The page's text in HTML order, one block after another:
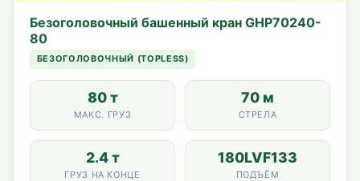
Безоголовочный башенный кран GHP70240-
80
БЕЗОГОЛОВОЧНЫЙ (TOPLESS)
80 т
МАКС. ГРУЗ
70 м
СТРЕЛА
2.4 т
ГРУЗ НА КОНЦЕ
180LVF133
ПОДЪЁМ